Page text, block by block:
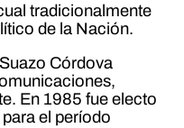
tradicionalmente
de la Nación.
Córdova
En 1985 fue electo
el período